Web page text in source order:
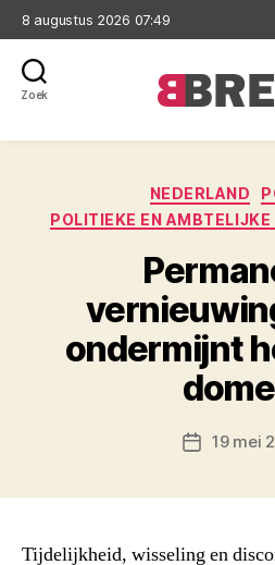
8 augustus 2026 07:49
Zoek
NEDERLAND
POLITIEKE EN AMBTELIJKE
ondermijnt
19 mei
Tijdelijkheid, wisseling en